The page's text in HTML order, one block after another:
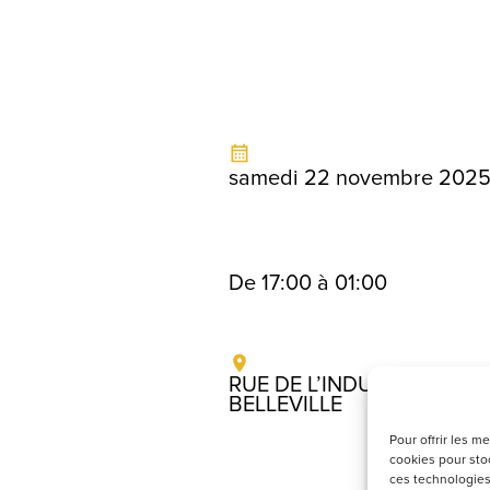
Pour offrir les
cookies pour
ces
samedi 22 novembre 2025
De 17:00 à 01:00
RUE DE L’INDUSTRIE ,
BELLEVILLE